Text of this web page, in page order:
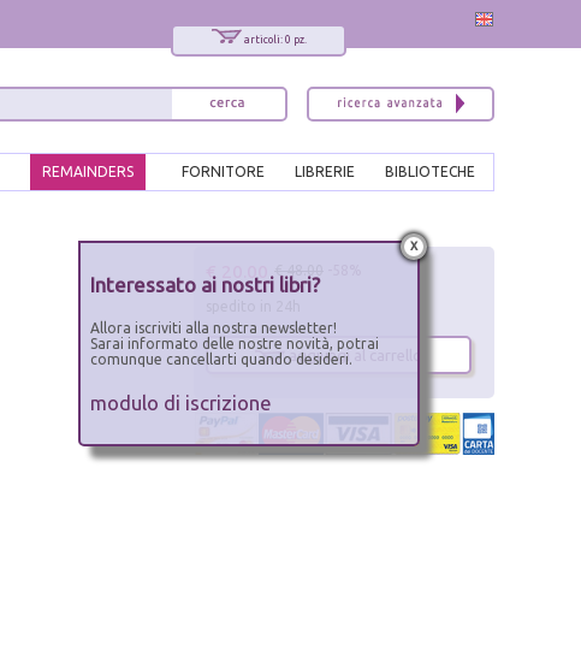
articoli: 0 pz.
BIBLIOTECHE
LIBRERIE
FORNITORE
REMAINDERS
€ 20.00
aggiungi al carrello
x
Interessato ai nostri libri?
Allora iscriviti alla nostra newsletter!
Sarai informato delle nostre novità, potrai
comunque cancellarti quando desideri.
modulo di iscrizione